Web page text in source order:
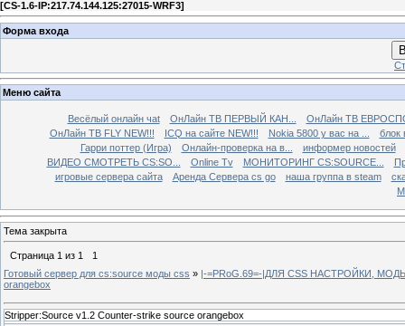
[CS-1.6-IP:217.74.144.125:27015-WRF3]
Форма входа
Меню сайта
Весёлый онлайн чаt ОнЛайн ТВ ПЕРВЫЙ КАН...
ОнЛайн ТВ
ОнЛайн ТВ FLY NEW!!!
ICQ на сайте NEW!!! Nokia 5800 у вас на ...
блок
Гарри поттер (Игра)
Онлайн-проверка на в...
информер новостей
ВИДЕО СМОТРЕТЬ CS:SO...
Online Tv МОНИТОРИНГ CS:SOURCE...
игровые сервера сайта
Аренда Сервера cs go наша группа в steam
Тема закрыта
Страница 1 из 1
1
Готовый сервер для cs:source моды css » |-=PRoG.69=-|ДЛЯ CSS НАСТРОЙКИ,
orangebox
Stripper:Source v1.2 Counter-strike source orangebox